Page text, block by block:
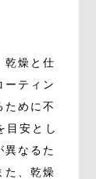
乾燥と仕
ーティン
ために不
目安とし
異なるた
た、乾燥